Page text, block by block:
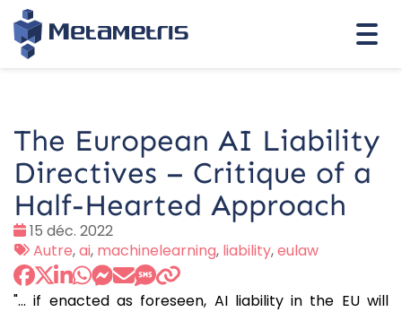
The European AI Liability
Directives – Critique of a
Half-Hearted Approach
Date
:
15 déc. 2022
Tags
:
Autre,ai, machinelearning, liability,eulaw
"... if enacted as foreseen, AI liability in the EU will